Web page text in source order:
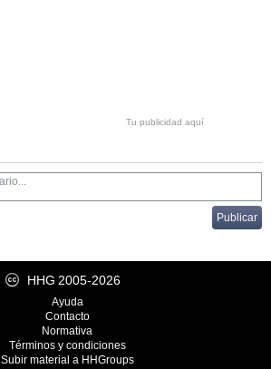
Tu publicidad aquí
HHG 2005-2026
Ayuda
Contacto
Normativa
Términos y condiciones
Subir material a HHGroups